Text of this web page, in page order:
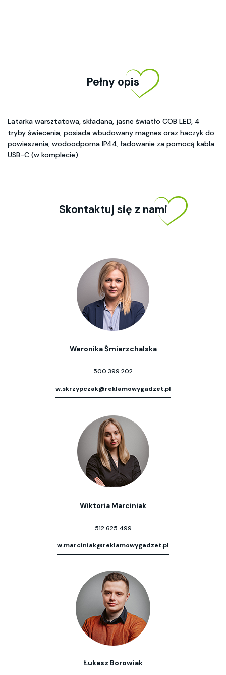
Pełny opis
Latarka warsztatowa, składana, jasne światło COB LED, 4
tryby świecenia, posiada wbudowany magnes oraz haczyk do
powieszenia, wodoodporna IP44, ładowanie za pomocą kabla
USB-C (w komplecie)
Skontaktuj się z nami
Weronika Śmierzchalska
500 399 202
w.skrzypczak@reklamowygadzet.pl
Wiktoria Marciniak
512 625 499
w.marciniak@reklamowygadzet.pl
Łukasz Borowiak